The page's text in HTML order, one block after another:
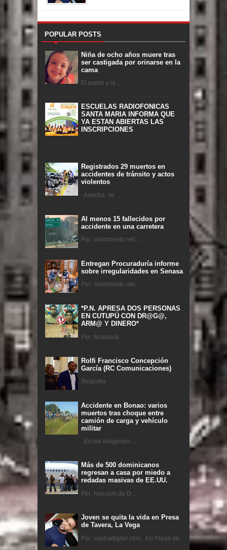
POPULAR POSTS
Niña de ocho años muere tras
ser castigada por orinarse en la
cama
El padre y la ...
ESCUELAS RADIOFONICAS
SANTA MARIA INFORMA QUE
YA ESTAN ABIERTAS LAS
INSCRIPCIONES
Registrados 29 muertos en
accidentes de tránsito y actos
violentos
Anoche, se ...
Al menos 15 fallecidos por
accidente en una carretera
Por: almomento.net ...
Entregan Procuraduría informe
sobre irregularidades en Senasa
Por: almomento.net ...
*P.N. APRESA DOS PERSONAS
EN CUTUPÚ CON DR@G@,
ARM@ Y DINERO*
Por: facebook ...
Rolfi Francisco Concepción
García (RC Comunicaciones)
Biografia ...
Accidente en Bonao: varios
muertos tras choque entre
camión de carga y vehículo
militar
En las imágenes ...
Más de 500 dominicanos
regresan a casa por miedo a
redadas masivas de EE.UU.
Por: hoy.com.do D ...
Joven se quita la vida en Presa
de Tavera, La Vega
Por: caobadigital.com En Presa de